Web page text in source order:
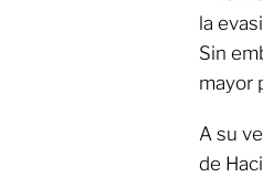
la
Sin
mayor
A su
de